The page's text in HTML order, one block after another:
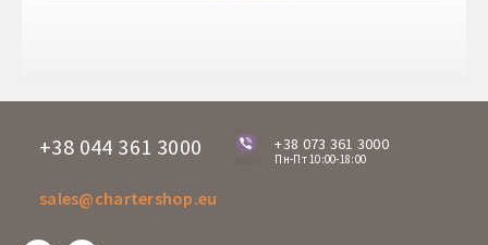
+38 044 361 3000 +38 073 361 3000
Пн-Пт 10:00-18:00
sales@chartershop.eu